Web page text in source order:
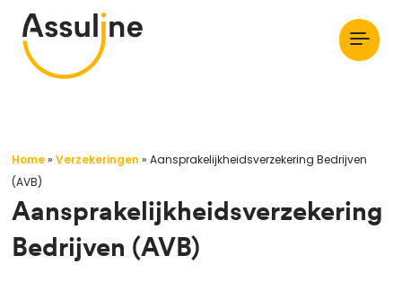
Home»Verzekeringen »Aansprakelijkheidsverzekering Bedrijven
(AVB)
Aansprakelijkheidsverzekering
Bedrijven (AVB)